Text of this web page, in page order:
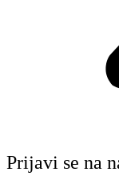
Prijavi se na